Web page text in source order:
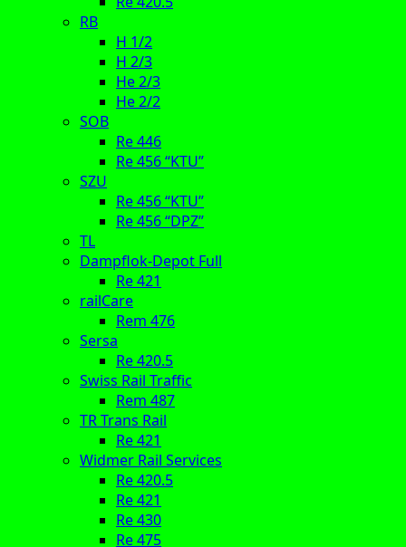
RB
H 1/2
H 2/3
He 2/3
He 2/2
SOB
Re 446
Re 456 “KTU”
SZU
Re 456 “KTU”
Re 456 “DPZ”
TL
Dampflok-Depot Full
Re 421
railCare
Rem 476
Sersa
Re 420.5
Swiss Rail Traffic
Rem 487
TR Trans Rail
Re 421
Widmer Rail Services
Re 420.5
Re 421
Re 430
Re 475